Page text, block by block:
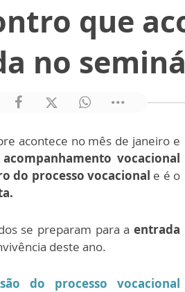
que
no
acontece no mês de janeiro e
acompanhamento vocacional
do processo vocacional e é o
se preparam para a entrada
deste ano.
do processo vocacional